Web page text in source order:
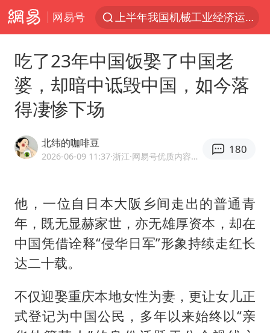
网易号
官方通报教师招聘笔试前13名被淘汰
A股三大股指收涨
泰国枪击案凶手先杀祖父母后行凶
国防部：坚决反制任何闹海挑衅图谋
女子开一天一夜空调后二氧化碳中毒
向鹏0-3不敌张本智和
“立秋的第一杯奶茶”又爆单了
改名后的“青海拉面”店
吃了23年中国饭娶了中国老
婆，却暗中诋毁中国，如今落
得凄惨下场
北纬的咖啡豆
2026-06-09 11:37·浙江 ·网易号优质内容创作者
180
他，一位自日本大阪乡间走出的普通青
年，既无显赫家世，亦无雄厚资本，却在
中国凭借诠释“侵华日军”形象持续走红长
达二十载。
不仅迎娶重庆本地女性为妻，更让女儿正
式登记为中国公民，多年以来始终以“亲